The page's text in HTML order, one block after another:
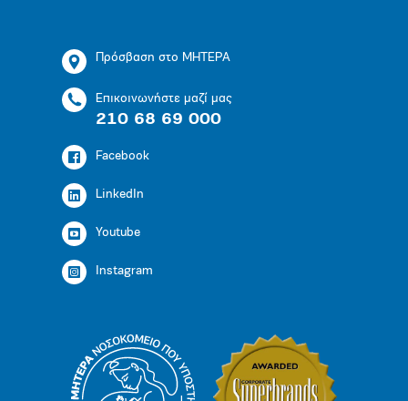
Πρόσβαση στο ΜΗΤΕΡΑ
Επικοινωνήστε μαζί μας
210 68 69 000
Facebook
LinkedIn
Youtube
Instagram